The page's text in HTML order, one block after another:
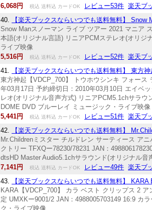
6,068円
税込 送料込 カードOK レビュー53件 楽天ブ
40.
【楽天ブックスならいつでも送料無料】
Snow Manスノーマン ライブ ツアー 2021 マニア
本語(オリジナル言語) リニアPCMステレオ(オリ
ライブ映像
5,516円
税込 送料込 カードOK レビュー52件 楽天ブ
41.
【楽天ブックスならいつでも送料無料】 東方
東方神起【VDCP_700】 トウホウシンキ フォー
年03月17日 予約締切日：2010年03月10日 エイベ
レオ(オリジナル音声方式) リニアPCM5.1chサラ
DOME DVD ブルーレイ ミュージック・ライブ映像
5,441円
税込 送料込 カードOK レビュー51件 楽天ブ
42.
【楽天ブックスならいつでも送料無料】
Mr.Childrenミスター チルドレン サーティース ア
クトリー TFXQー78230/78231 JAN：
dtsHD Master Audio5.1chサラウンド(オリジナル
7,141円
税込 送料込 カードOK レビュー49件 楽天ブ
43.
【楽天ブックスならいつでも送料無料】
KARA【VDCP_700】 カラ ベスト クリップス 2
定 UMXKー9001/2 JAN：4988005703149 16:9 カ
ク・ライブ映像